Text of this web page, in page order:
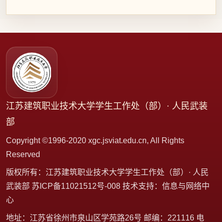
江苏建筑职业技术大学学生工作处（部）· 人民武装
部
Copyright ©1996-2020 xgc.jsviat.edu.cn, All Rights
Reserved
版权所有：江苏建筑职业技术大学学生工作处（部）· 人民
武装部 苏ICP备11021512号-008 技术支持：信息与网络中
心
地址：江苏省徐州市泉山区学苑路26号 邮编：221116 电